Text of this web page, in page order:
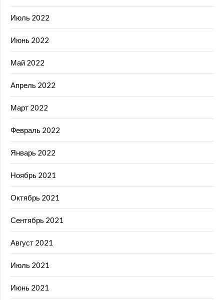
Июль 2022
Июнь 2022
Май 2022
Апрель 2022
Март 2022
Февраль 2022
Январь 2022
Ноябрь 2021
Октябрь 2021
Сентябрь 2021
Август 2021
Июль 2021
Июнь 2021